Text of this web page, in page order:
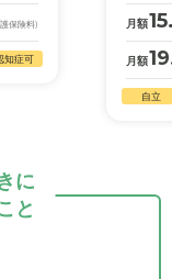
保険料)
知症可
月額
月額
自立
に
と